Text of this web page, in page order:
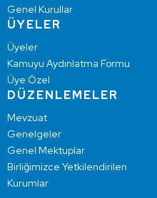
Genel Kurullar
ÜYELER
Üyeler
Kamuyu Aydınlatma Formu
Üye Özel
DÜZENLEMELER
Mevzuat
Genelgeler
Genel Mektuplar
Birliğimizce Yetkilendirilen
Kurumlar